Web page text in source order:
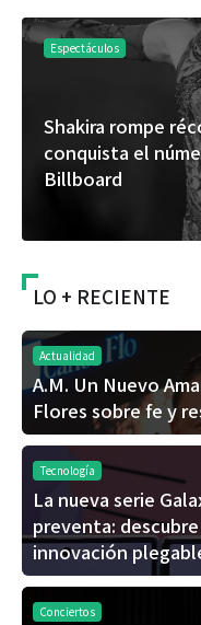
Espectáculos
rompe récords
el número
LO + RECIENTE
Actualidad
A.M. Un Nuevo
Flores sobre fe y
Tecnología
La nueva serie
preventa:
innovación
Conciertos